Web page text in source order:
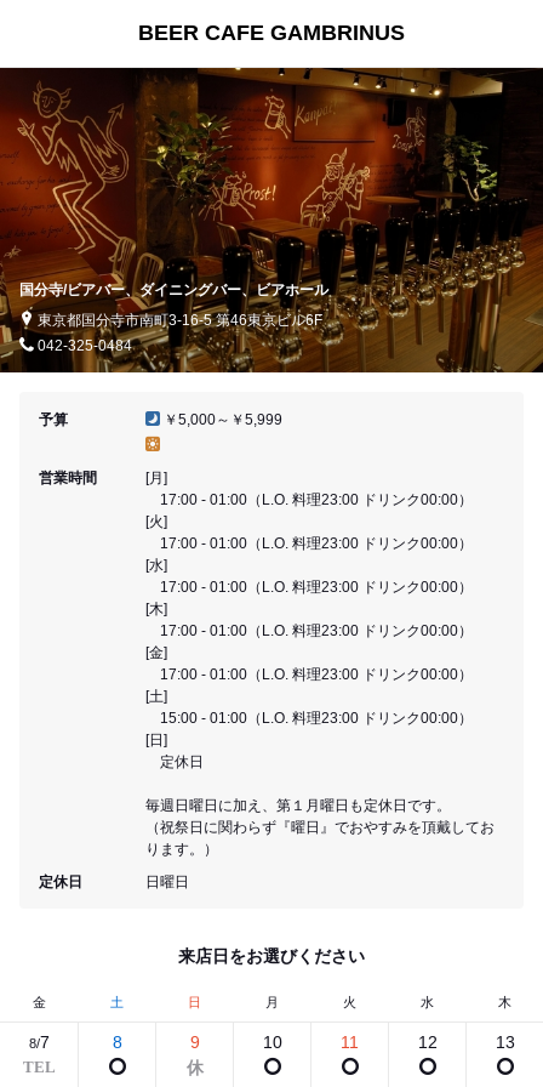
BEER CAFE GAMBRINUS
国分寺/ビアバー、ダイニングバー、ビアホール
東京都国分寺市南町3-16-5 第46東京ビル6F
042-325-0484
予算 ￥5,000～￥5,999
営業時間
[月]
17:00 - 01:00（L.O. 料理23:00 ドリンク00:00）
[火]
17:00 - 01:00（L.O. 料理23:00 ドリンク00:00）
[水]
17:00 - 01:00（L.O. 料理23:00 ドリンク00:00）
[木]
17:00 - 01:00（L.O. 料理23:00 ドリンク00:00）
[金]
17:00 - 01:00（L.O. 料理23:00 ドリンク00:00）
[土]
15:00 - 01:00（L.O. 料理23:00 ドリンク00:00）
[日]
定休日
毎週日曜日に加え、第１月曜日も定休日です。
（祝祭日に関わらず『曜日』でおやすみを頂戴してお
ります。）
定休日
日曜日
来店日をお選びください
金 土 日 月 火 水 木
8/7 8 9 10 11 12 13